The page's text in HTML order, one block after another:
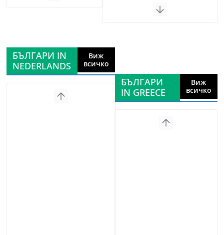
БЪЛГАРИ IN
NEDERLANDS
Виж
всичко
БЪЛГАРИ
IN GREECE
Виж
всичко